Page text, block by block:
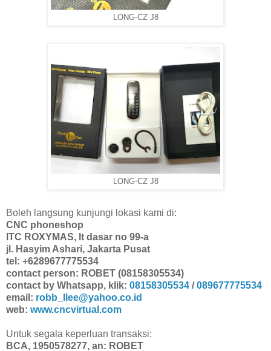
LONG-CZ J8
LONG-CZ J8
Boleh langsung kunjungi lokasi kami di:
CNC phoneshop
ITC ROXYMAS, lt dasar no 99-a
jl. Hasyim Ashari, Jakarta Pusat
tel: +6289677775534
contact person: ROBET (08158305534)
contact by Whatsapp, klik: 08158305534 /089677775534
email: robb_llee@yahoo.co.id
web: www.cncvirtual.com
Untuk segala keperluan transaksi:
BCA, 1950578277, an: ROBET